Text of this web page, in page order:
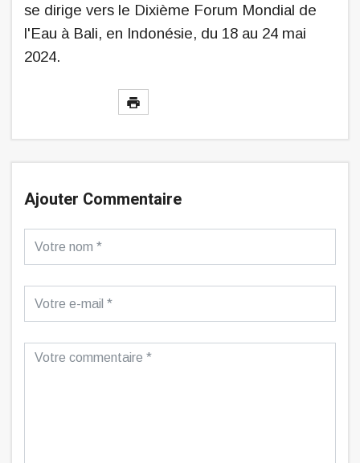
se dirige vers le Dixième Forum Mondial de
l'Eau à Bali, en Indonésie, du 18 au 24 mai
2024.
Ajouter Commentaire